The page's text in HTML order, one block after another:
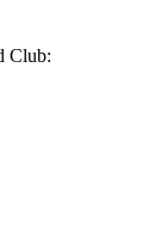
Club: